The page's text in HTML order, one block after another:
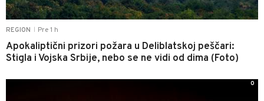
REGION Pre 1 h
Apokaliptični prizori požara u Deliblatskoj peščari:
Stigla i Vojska Srbije, nebo se ne vidi od dima (Foto)
0